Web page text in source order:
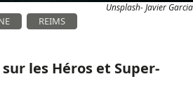
Unsplash- Javier Garcia
REIMS
les Héros et Super-